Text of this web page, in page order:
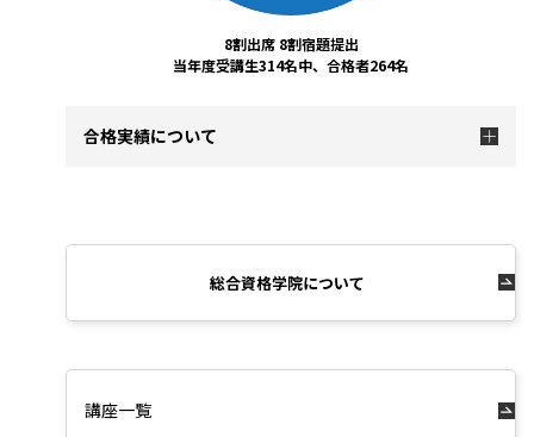
8割出席 8割宿題提出
当年度受講生314名中、合格者264名
合格実績について
総合資格学院について
講座一覧